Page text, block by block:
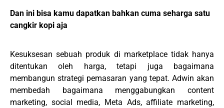
Dan ini bisa kamu dapatkan bahkan cuma seharga satu
cangkir kopi aja
Kesuksesan sebuah produk di marketplace tidak hanya
ditentukan oleh harga, tetapi juga bagaimana
membangun strategi pemasaran yang tepat. Adwin akan
membedah bagaimana menggabungkan content
marketing, social media, Meta Ads, affiliate marketing,